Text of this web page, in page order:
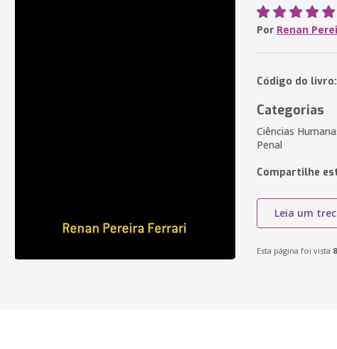
Por Renan
Código do
Categorias
Ciências
Penal
Compartilhe
Leia um
Esta página foi vista